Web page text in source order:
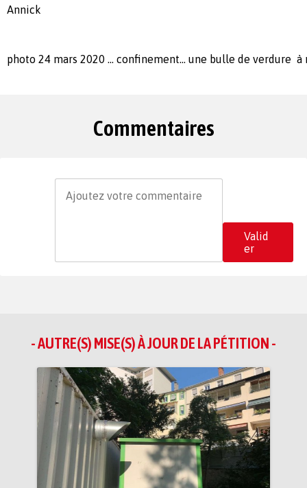
Annick
photo 24 mars 2020 ... confinement... une bulle de verdure
Commentaires
Valid
er
- AUTRE(S) MISE(S) À JOUR DE LA PÉTITION -